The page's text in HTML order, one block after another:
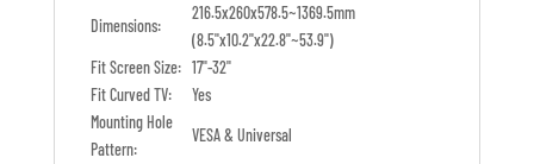
Dimensions:
216.5x260x578.5~1369.5mm
(8.5"x10.2"x22.8"~53.9")
Fit Screen Size: 17"-32"
Fit Curved TV:
Yes
Mounting Hole
Pattern:
VESA & Universal